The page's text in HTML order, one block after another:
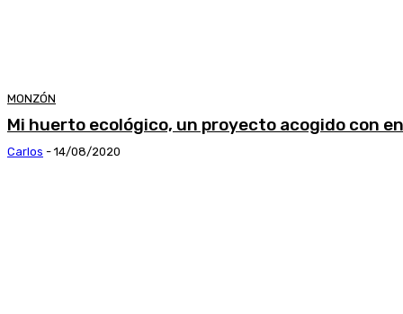
MONZÓN
Mi huerto ecológico, un proyecto acogido con
Carlos - 14/08/2020